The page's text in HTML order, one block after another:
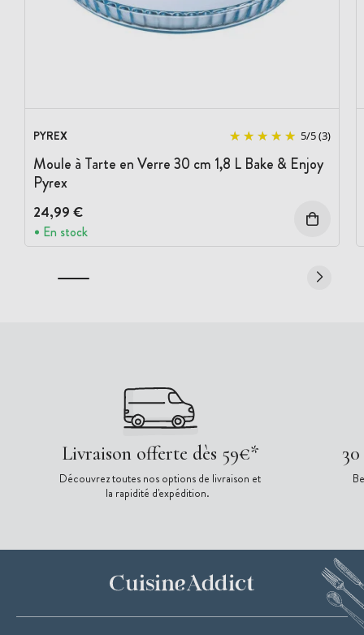
PYREX 5/5(3)
Moule à Tarte en Verre 30 cm 1,8 L Bake & Enjoy
Pyrex
24,99 €
En stock
Livraison offerte dès 59€*
Découvrez toutes nos options de livraison et
la rapidité d'expédition.